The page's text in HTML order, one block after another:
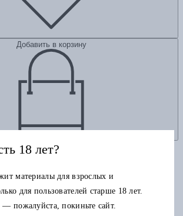
Добавить в корзину
18 лет?
материалы для взрослых и
для пользователей старше 18 лет.
пожалуйста, покиньте сайт.